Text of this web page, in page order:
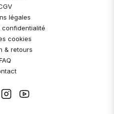
légales
confidentialité
cookies
& retours